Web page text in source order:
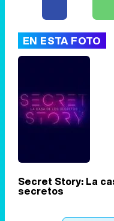
EN ESTA FOTO
Secret Story: La
secretos